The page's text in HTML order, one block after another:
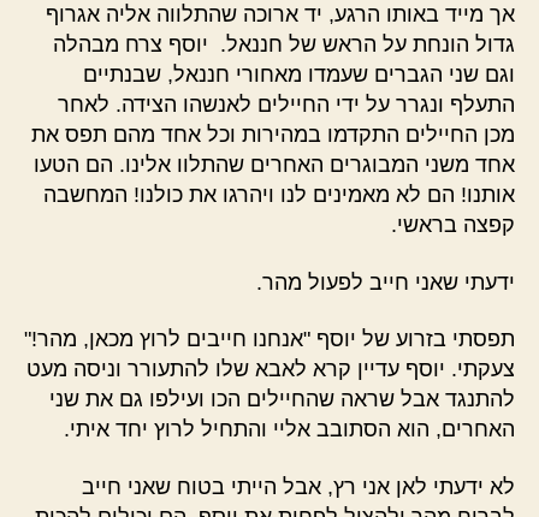
אך מייד באותו הרגע, יד ארוכה שהתלווה אליה אגרוף
גדול הונחת על הראש של חננאל. יוסף צרח מבהלה
וגם שני הגברים שעמדו מאחורי חננאל, שבנתיים
התעלף ונגרר על ידי החיילים לאנשהו הצידה. לאחר
מכן החיילים התקדמו במהירות וכל אחד מהם תפס את
אחד משני המבוגרים האחרים שהתלוו אלינו. הם הטעו
אותנו! הם לא מאמינים לנו ויהרגו את כולנו! המחשבה
קפצה בראשי.
ידעתי שאני חייב לפעול מהר.
תפסתי בזרוע של יוסף "אנחנו חייבים לרוץ מכאן, מהר!"
צעקתי. יוסף עדיין קרא לאבא שלו להתעורר וניסה מעט
להתנגד אבל שראה שהחיילים הכו ועילפו גם את שני
האחרים, הוא הסתובב אליי והתחיל לרוץ יחד איתי.
לא ידעתי לאן אני רץ, אבל הייתי בטוח שאני חייב